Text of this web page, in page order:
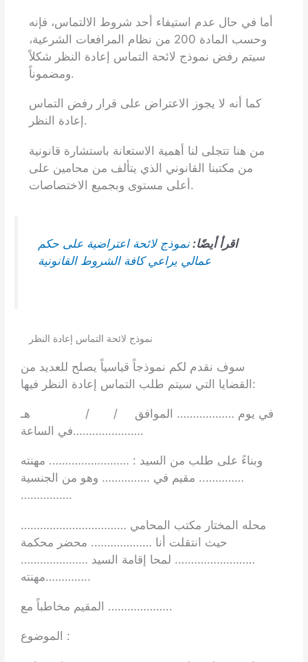
أما في حال عدم استيفاء أحد شروط الالتماس، فإنه
وحسب المادة 200 من نظام المرافعات الشرعية،
سيتم رفض نموذج لائحة التماس إعادة النظر شكلاً
ومضموناً.
كما أنه لا يجوز الاعتراض على قرار رفض التماس
إعادة النظر.
من هنا تتجلى لنا أهمية الاستعانة باستشارة قانونية
من مكتبنا القانوني الذي يتألف من محامين على
أعلى مستوى وبجميع الاختصاصات.
اقرأ أيضًا: نموذج لائحة اعتراضية على حكم
عمالي يراعي كافة الشروط القانونية
نموذج لائحة التماس إعادة النظر
سوف نقدم لكم نموذجاً قياسياً يصلح للعديد من
القضايا التي سيتم طلب التماس إعادة النظر فيها:
في يوم ……………… الموافق / / هـ
في الساعة………………….
وبناءً على طلب من السيد : ……………………. مهنته
………….. مقيم في …………… وهو من الجنسية
…………….
محله المختار مكتب المحامي ……………………………
حيث انتقلت أنا ………………. محضر محكمة
……………………. لمحا إقامة السيد …………………
مهنته…………..
المقيم مخاطباً مع ………………..
الموضوع :